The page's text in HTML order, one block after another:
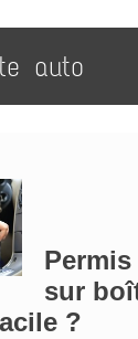
auto
sur
?